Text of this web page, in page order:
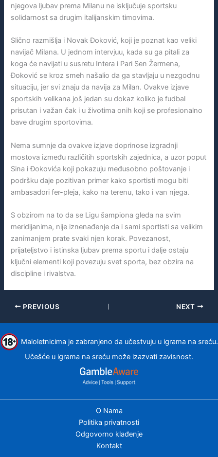
njegova ljubav prema Milanu ne isključuje sportsku
solidarnost sa drugim italijanskim timovima.
Slično razmišlja i Novak Đoković, koji je poznat kao veliki
navijač Milana. U jednom intervjuu, kada su ga pitali za
koga će navijati u susretu Intera i Pari Sen Žermena,
Đoković se kroz smeh našalio da ga stavljaju u nezgodnu
situaciju, jer svi znaju da navija za Milan. Ovakve izjave
sportskih velikana još jedan su dokaz koliko je fudbal
prisutan i važan čak i u životima onih koji se profesionalno
bave drugim sportovima.
Nema sumnje da ovakve izjave doprinose izgradnji
mostova između različitih sportskih zajednica, a uzor poput
Sina i Đokovića koji pokazuju međusobno poštovanje i
podršku daje pozitivan primer kako sportisti mogu biti
ambasadori fer-pleja, kako na terenu, tako i van njega.
S obzirom na to da se Ligu šampiona gleda na svim
meridijanima, nije iznenađenje da i sami sportisti sa velikim
zanimanjem prate svaki njen korak. Povezanost,
prijateljstvo i istinska ljubav prema sportu i dalje ostaju
ključni elementi koji povezuju svet sporta, bez obzira na
discipline i rivalstva.
PREVIOUS NEXT
Maloletnicima je zabranjeno da učestvuju u igrama na sreću.
Učešće u igrama na sreću može izazvati zavisnost.
O Nama
Politika privatnosti
Odgovorno klađenje
Kontakt